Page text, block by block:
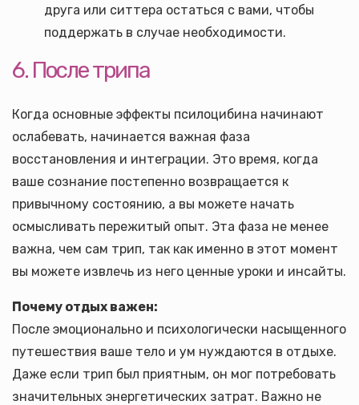
друга или ситтера остаться с вами, чтобы
поддержать в случае необходимости.
6. После трипа
Когда основные эффекты псилоцибина начинают
ослабевать, начинается важная фаза
восстановления и интеграции. Это время, когда
ваше сознание постепенно возвращается к
привычному состоянию, а вы можете начать
осмысливать пережитый опыт. Эта фаза не менее
важна, чем сам трип, так как именно в этот момент
вы можете извлечь из него ценные уроки и инсайты.
Почему отдых важен:
После эмоционально и психологически насыщенного
путешествия ваше тело и ум нуждаются в отдыхе.
Даже если трип был приятным, он мог потребовать
значительных энергетических затрат. Важно не